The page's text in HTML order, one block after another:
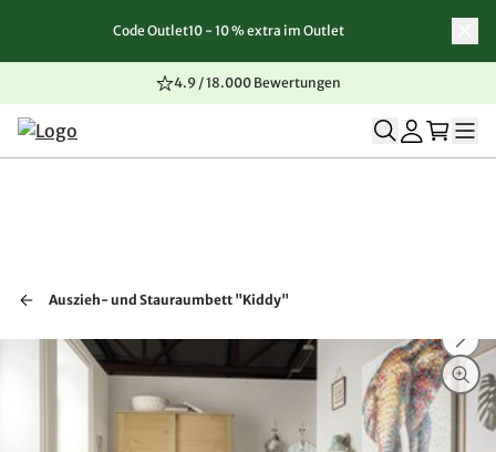
Zum Inhalt springen
Zur Navigation springen
Zum Seitenende springen
Code Outlet10 - 10 % extra im Outlet
4.9 / 18.000 Bewertungen
Auszieh- und Stauraumbett "Kiddy"